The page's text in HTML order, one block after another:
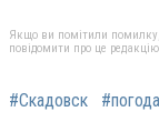
Якщо ви помітили помилку,
повідомити про це редакцію
#Скадовск #погода